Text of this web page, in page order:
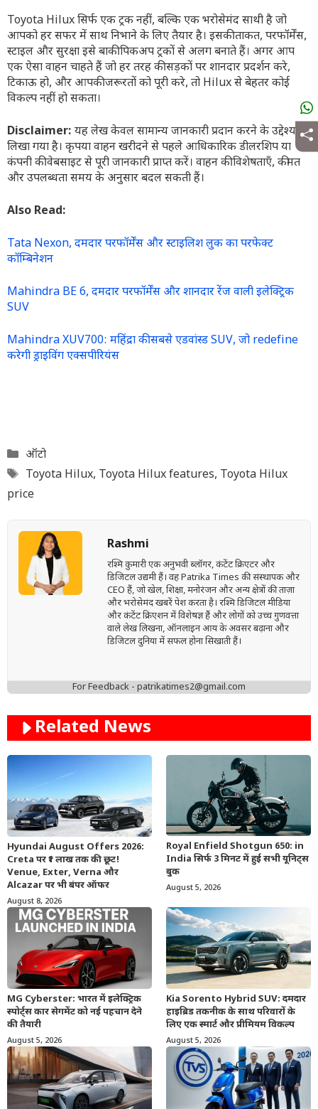
Toyota Hilux सिर्फ एक ट्रक नहीं, बल्कि एक भरोसेमंद साथी है जो
आपको हर सफर में साथ निभाने के लिए तैयार है। इसकी ताकत, परफॉर्मेंस,
स्टाइल और सुरक्षा इसे बाकी पिकअप ट्रकों से अलग बनाते हैं। अगर आप
एक ऐसा वाहन चाहते हैं जो हर तरह की सड़कों पर शानदार प्रदर्शन करे,
टिकाऊ हो, और आपकी जरूरतों को पूरी करे, तो Hilux से बेहतर कोई
विकल्प नहीं हो सकता।
Disclaimer: यह लेख केवल सामान्य जानकारी प्रदान करने के उद्देश्य से
लिखा गया है। कृपया वाहन खरीदने से पहले आधिकारिक डीलरशिप या
कंपनी की वेबसाइट से पूरी जानकारी प्राप्त करें। वाहन की विशेषताएँ, कीमत
और उपलब्धता समय के अनुसार बदल सकती हैं।
Also Read:
Tata Nexon, दमदार परफॉर्मेंस और स्टाइलिश लुक का परफेक्ट
कॉम्बिनेशन
Mahindra BE 6, दमदार परफॉर्मेंस और शानदार रेंज वाली इलेक्ट्रिक
SUV
Mahindra XUV700: महिंद्रा की सबसे एडवांस्ड SUV, जो redefine
करेगी ड्राइविंग एक्सपीरियंस
Categories
ऑटो
Tags
Toyota Hilux, Toyota Hilux features, Toyota Hilux
price
Rashmi
रश्मि कुमारी एक अनुभवी ब्लॉगर, कंटेंट क्रिएटर और
डिजिटल उद्यमी हैं। वह Patrika Times की संस्थापक और
CEO हैं, जो खेल, शिक्षा, मनोरंजन और अन्य क्षेत्रों की ताज़ा
और भरोसेमंद खबरें पेश करता है। रश्मि डिजिटल मीडिया
और कंटेंट क्रिएशन में विशेषज्ञ हैं और लोगों को उच्च गुणवत्ता
वाले लेख लिखना, ऑनलाइन आय के अवसर बढ़ाना और
डिजिटल दुनिया में सफल होना सिखाती हैं।
For Feedback - patrikatimes2@gmail.com
Related News
Hyundai August Offers 2026:
Creta पर ₹1 लाख तक की छूट!
Venue, Exter, Verna और
Alcazar पर भी बंपर ऑफर
August 8, 2026
Royal Enfield Shotgun 650: in
India सिर्फ 3 मिनट में हुई सभी यूनिट्स
बुक
August 5, 2026
MG Cyberster: भारत में इलेक्ट्रिक
स्पोर्ट्स कार सेगमेंट को नई पहचान देने
की तैयारी
August 5, 2026
Kia Sorento Hybrid SUV: दमदार
हाइब्रिड तकनीक के साथ परिवारों के
लिए एक स्मार्ट और प्रीमियम विकल्प
August 5, 2026